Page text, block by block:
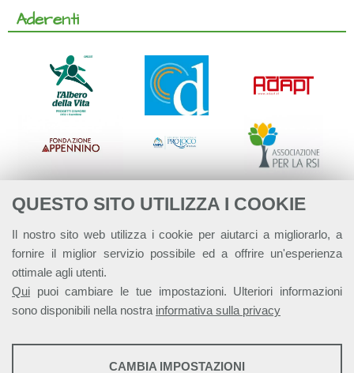
QUESTO SITO UTILIZZA I COOKIE
Il nostro sito web utilizza i cookie per aiutarci a migliorarlo, a
fornire il miglior servizio possibile ed a offrire un'esperienza
ottimale agli utenti.
Qui puoi cambiare le tue impostazioni. Ulteriori informazioni
sono disponibili nella nostra informativa sulla privacy
STATISTICHE
CAMBIA IMPOSTAZIONI
Aderenti